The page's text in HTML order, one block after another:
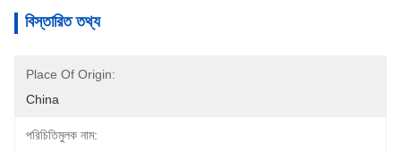
বিস্তারিত তথ্য
Place Of Origin:
China
পরিচিতিমুলক নাম: